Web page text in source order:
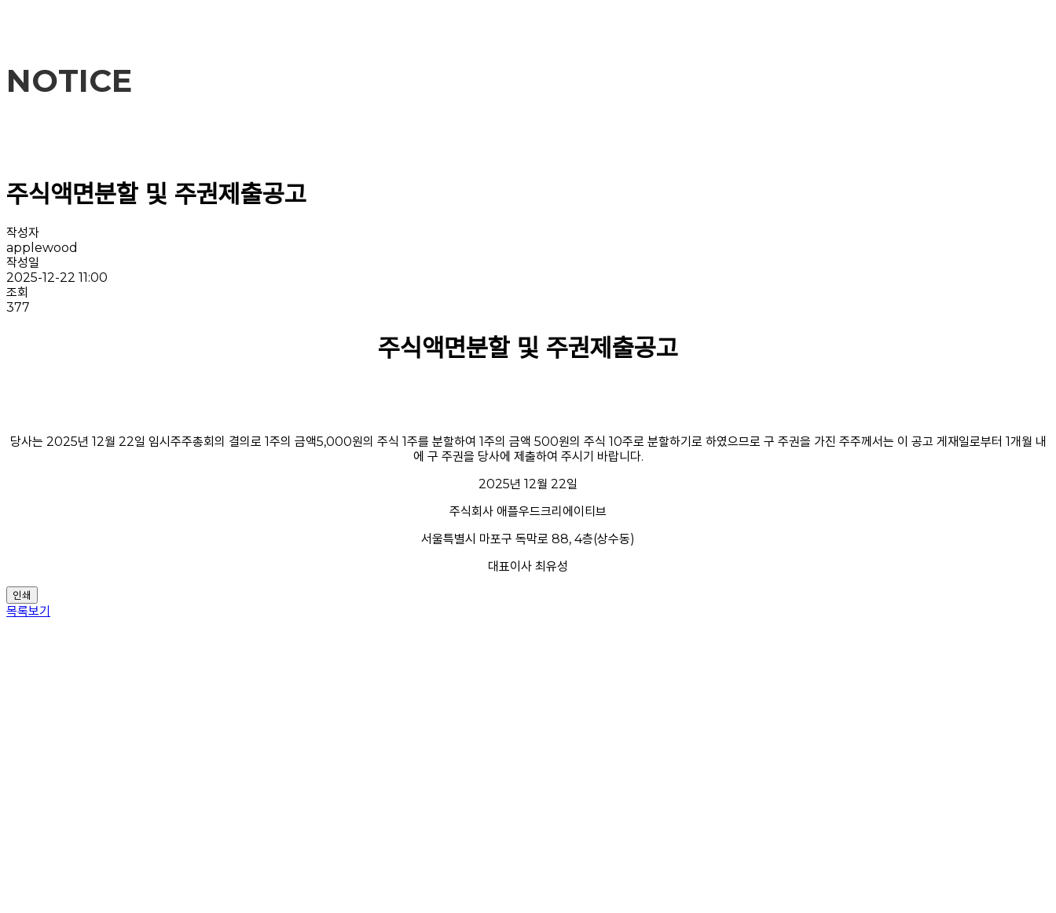
NOTICE
주식액면분할 및 주권제출공고
작성자
applewood
작성일
2025-12-22 11:00
조회
377
주식액면분할 및 주권제출공고
당사는 2025년 12월 22일 임시주주총회의 결의로 1주의 금액5,000원의 주식 1주를 분할하여 1주의 금액 500원의 주식 10주로 분할하기로 하였으므로 구 주권을 가진 주주께서는 이 공고 게재일로부터 1개월 내
에 구 주권을 당사에 제출하여 주시기 바랍니다.
2025년 12월 22일
주식회사 애플우드크리에이티브
서울특별시 마포구 독막로 88, 4층(상수동)
대표이사 최유성
인쇄
목록보기